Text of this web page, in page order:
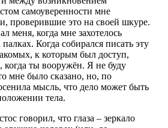
самоуверенности мне
проверившие это на своей шкуре.
меня, когда мне захотелось
Когда собирался писать эту
к которым был доступ,
ты вооружён. Я не буду
мне было сказано, но, по
мысль, что дело может быть
тела.
говорил, что глаза – зеркало